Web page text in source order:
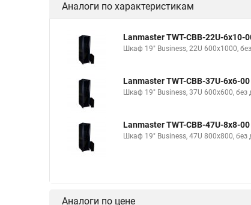
Аналоги по характеристикам
Lanmaster TWT-CBB-22U-6x10-
Шкаф 19" Business, 22U 600x1000,
Lanmaster TWT-CBB-37U-6x6-00
Шкаф 19" Business, 37U 600x600,
Lanmaster TWT-CBB-47U-8x8-00
Шкаф 19" Business, 47U 800x800,
Аналоги по цене